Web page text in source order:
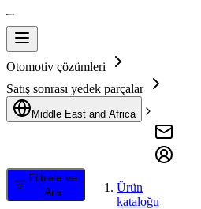
Otomotiv çözümleri
Satış sonrası yedek parçalar
Middle East and Africa
Filtrele ve
Ara
Ürün
kataloğu